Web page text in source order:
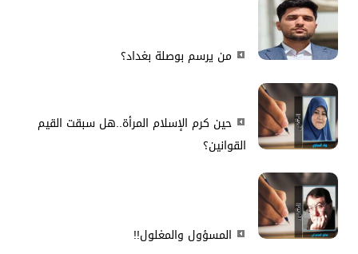
من يرسم بوصلة بغداد؟
حين كرم الإسلام المرأة..هل سبقت القيم
القوانين؟
المسؤول والمغلول!!